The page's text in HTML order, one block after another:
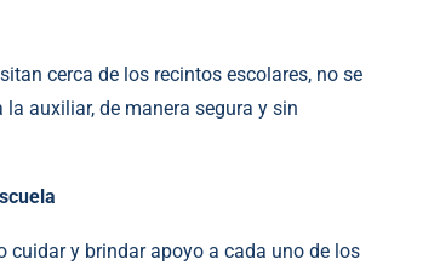
cerca de los recintos escolares, no se
auxiliar, de manera segura y sin
cuidar y brindar apoyo a cada uno de los